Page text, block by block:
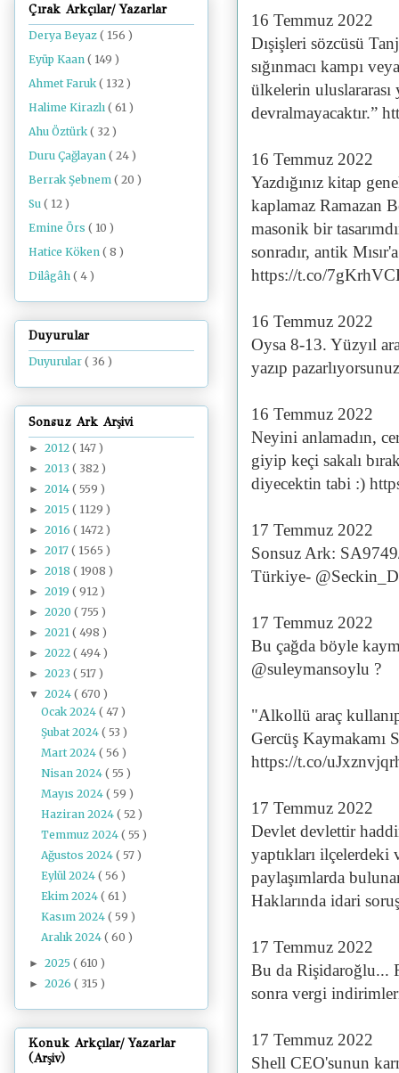
16 Temmuz 2022
Dışişleri sözcüsü
sığınmacı kampı
ülkelerin
devralmayacaktır.”
16 Temmuz 2022
Yazdığınız kitap
kaplamaz Ramazan
masonik bir
sonradır, antik
https://t.co/
16 Temmuz 2022
Oysa 8-13. Yüzyıl
yazıp
16 Temmuz 2022
Neyini anlamadın,
giyip keçi sakalı
diyecektin tabi :)
17 Temmuz 2022
Sonsuz Ark:
Türkiye-
17 Temmuz 2022
Bu çağda böyle
@suleymansoylu ?
"Alkollü araç
Gercüş Kaymakamı
https://t.co/
17 Temmuz 2022
Devlet devlettir
yaptıkları ilçelerdeki
paylaşımlarda
Haklarında idari
17 Temmuz 2022
Bu da Rişidaroğlu...
sonra vergi
17 Temmuz 2022
Shell CEO'sunun
Çırak Arkçılar/ Yazarlar
Derya Beyaz ( 156 )
Eyüp Kaan ( 149 )
Ahmet Faruk ( 132 )
Halime Kirazlı ( 61 )
Ahu Öztürk ( 32 )
Duru Çağlayan ( 24 )
Berrak Şebnem ( 20 )
Su ( 12 )
Emine Örs ( 10 )
Hatice Köken ( 8 )
Dilâgâh ( 4 )
Duyurular
Duyurular ( 36 )
Sonsuz Ark Arşivi
► 2012 ( 147 )
► 2013 ( 382 )
► 2014 ( 559 )
► 2015 ( 1129 )
► 2016 ( 1472 )
► 2017 ( 1565 )
► 2018 ( 1908 )
► 2019 ( 912 )
► 2020 ( 755 )
► 2021 ( 498 )
► 2022 ( 494 )
► 2023 ( 517 )
▼ 2024 ( 670 )
Ocak 2024( 47 )
Şubat 2024( 53 )
Mart 2024( 56 )
Nisan 2024( 55 )
Mayıs 2024( 59 )
Haziran 2024( 52 )
Temmuz 2024( 55 )
Ağustos 2024( 57 )
Eylül 2024( 56 )
Ekim 2024( 61 )
Kasım 2024( 59 )
Aralık 2024( 60 )
► 2025 ( 610 )
► 2026 ( 315 )
Konuk Arkçılar/ Yazarlar
(Arşiv)